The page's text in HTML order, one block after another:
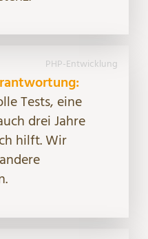
PHP-Entwicklung
Tests, eine
drei Jahre
hilft. Wir